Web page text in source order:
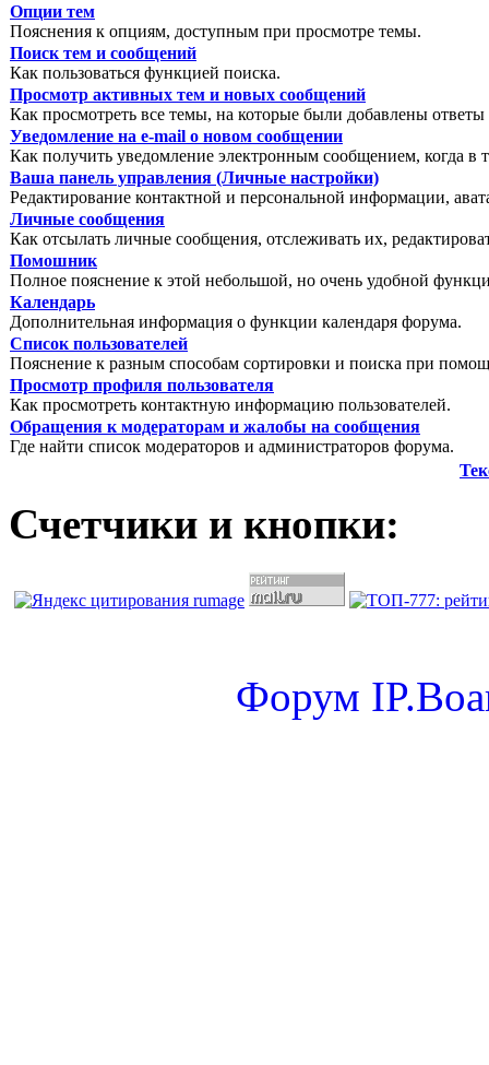
Опции тем
Пояснения к опциям, доступным при просмотре темы.
Поиск тем и сообщений
Как пользоваться функцией поиска.
Просмотр активных тем и новых сообщений
Как просмотреть все темы, на которые были добавлены
Уведомление на е-mail о новом сообщении
Как получить уведомление электронным сообщением, когда в
Ваша панель управления (Личные настройки)
Редактирование контактной и персональной информации,
Личные сообщения
Как отсылать личные сообщения, отслеживать их,
Помошник
Полное пояснение к этой небольшой, но очень удобной
Календарь
Дополнительная информация о функции календаря форума.
Список пользователей
Пояснение к разным способам сортировки и поиска при
Просмотр профиля пользователя
Как просмотреть контактную информацию пользователей.
Обращения к модераторам и жалобы на сообщения
Где найти список модераторов и администраторов форума.
Счетчики и кнопки:
Форум